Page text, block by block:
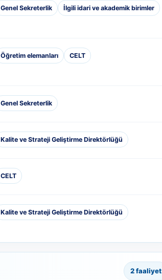
Genel Sekreterlik İlgili idari ve akademik birimler
Öğretim elemanları CELT
Genel Sekreterlik
Kalite ve Strateji Geliştirme Direktörlüğü
CELT
Kalite ve Strateji Geliştirme Direktörlüğü
2 faaliyet